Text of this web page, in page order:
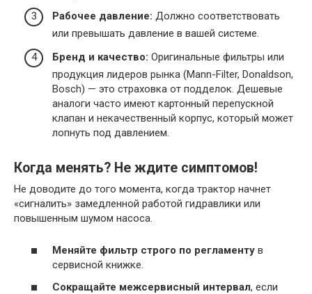
Рабочее давление: Должно соответствовать
или превышать давление в вашей системе.
Бренд и качество: Оригинальные фильтры или
продукция лидеров рынка (Mann-Filter, Donaldson,
Bosch) — это страховка от подделок. Дешевые
аналоги часто имеют картонный перепускной
клапан и некачественный корпус, который может
лопнуть под давлением.
Когда менять? Не ждите симптомов!
Не доводите до того момента, когда трактор начнет
«сигналить» замедленной работой гидравлики или
повышенным шумом насоса.
Меняйте фильтр строго по регламенту в
сервисной книжке.
Сокращайте межсервисный интервал, если